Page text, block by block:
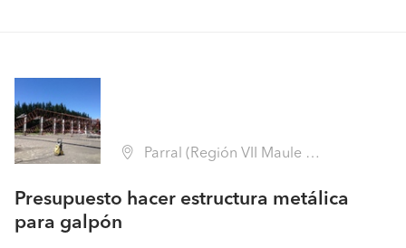
Parral (Región VII Maule - Linares)
Presupuesto hacer estructura metálica
para galpón